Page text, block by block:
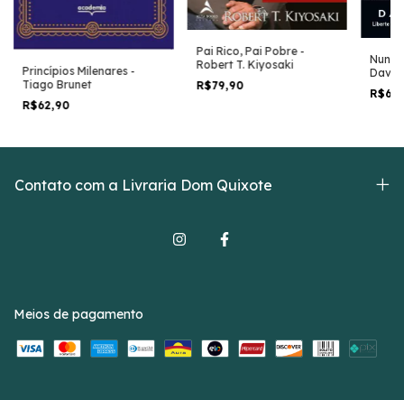
Princípios Milenares -
Tiago Brunet
R$62,90
Pai Rico, Pai Pobre -
Robert T. Kiyosaki
R$79,90
David
Contato com a Livraria Dom Quixote
Meios de pagamento